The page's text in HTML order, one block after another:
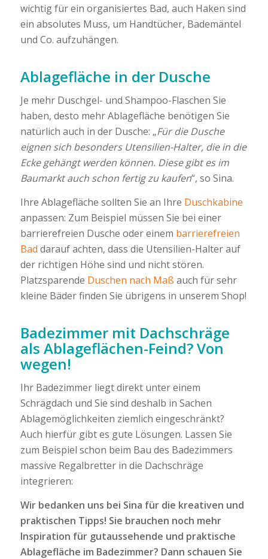
wichtig für ein organisiertes Bad, auch Haken sind
ein absolutes Muss, um Handtücher, Bademäntel
und Co. aufzuhängen.
Ablagefläche in der Dusche
Je mehr Duschgel- und Shampoo-Flaschen Sie
haben, desto mehr Ablagefläche benötigen Sie
natürlich auch in der Dusche: „Für die Dusche
eignen sich besonders Utensilien-Halter, die in die
Ecke gehängt werden können. Diese gibt es im
Baumarkt auch schon fertig zu kaufen“, so Sina.
Ihre Ablagefläche sollten Sie an Ihre Duschkabine
anpassen: Zum Beispiel müssen Sie bei einer
barrierefreien Dusche oder einem barrierefreien
Bad darauf achten, dass die Utensilien-Halter auf
der richtigen Höhe sind und nicht stören.
Platzsparende Duschen nach Maß auch für sehr
kleine Bäder finden Sie übrigens in unserem Shop!
Badezimmer mit Dachschräge
als Ablageflächen-Feind? Von
wegen!
Ihr Badezimmer liegt direkt unter einem
Schrägdach und Sie sind deshalb in Sachen
Ablagemöglichkeiten ziemlich eingeschränkt?
Auch hierfür gibt es gute Lösungen. Lassen Sie
zum Beispiel schon beim Bau des Badezimmers
massive Regalbretter in die Dachschräge
integrieren:
Wir bedanken uns bei Sina für die kreativen und
praktischen Tipps! Sie brauchen noch mehr
Inspiration für gutaussehende und praktische
Ablagefläche im Badezimmer? Dann schauen Sie